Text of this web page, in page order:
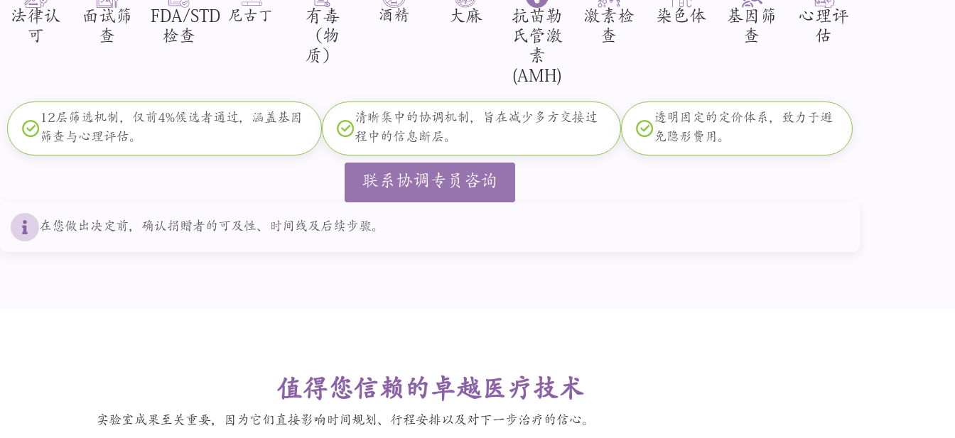
法律认
可
面试筛
查
FDA/STD
检查
尼古丁
有毒
（物
质）
酒精 大麻
抗苗勒
氏管激
素
(AMH)
激素检
查
染色体
基因筛
查
心理评
估
12层筛选机制，仅前4%候选者通过，涵盖基因
筛查与心理评估。
清晰集中的协调机制，旨在减少多方交接过
程中的信息断层。
透明固定的定价体系，致力于避
免隐形费用。
联系协调专员咨询
在您做出决定前，确认捐赠者的可及性、时间线及后续步骤。
值得您信赖的卓越医疗技术
实验室成果至关重要，因为它们直接影响时间规划、行程安排以及对下一步治疗的信心。